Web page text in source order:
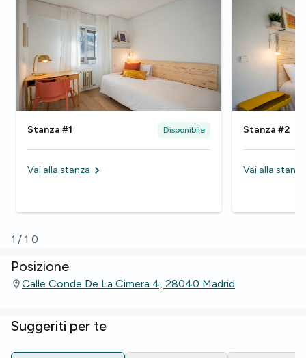
Stanza #1 Disponibile
Vai alla stanza
Stanza #2
Vai alla stanza
1/ 10
Posizione
Calle Conde De La Cimera 4, 28040 Madrid
Suggeriti per te